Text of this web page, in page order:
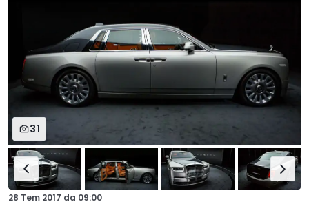
31
28 Tem 2017 da 09:00